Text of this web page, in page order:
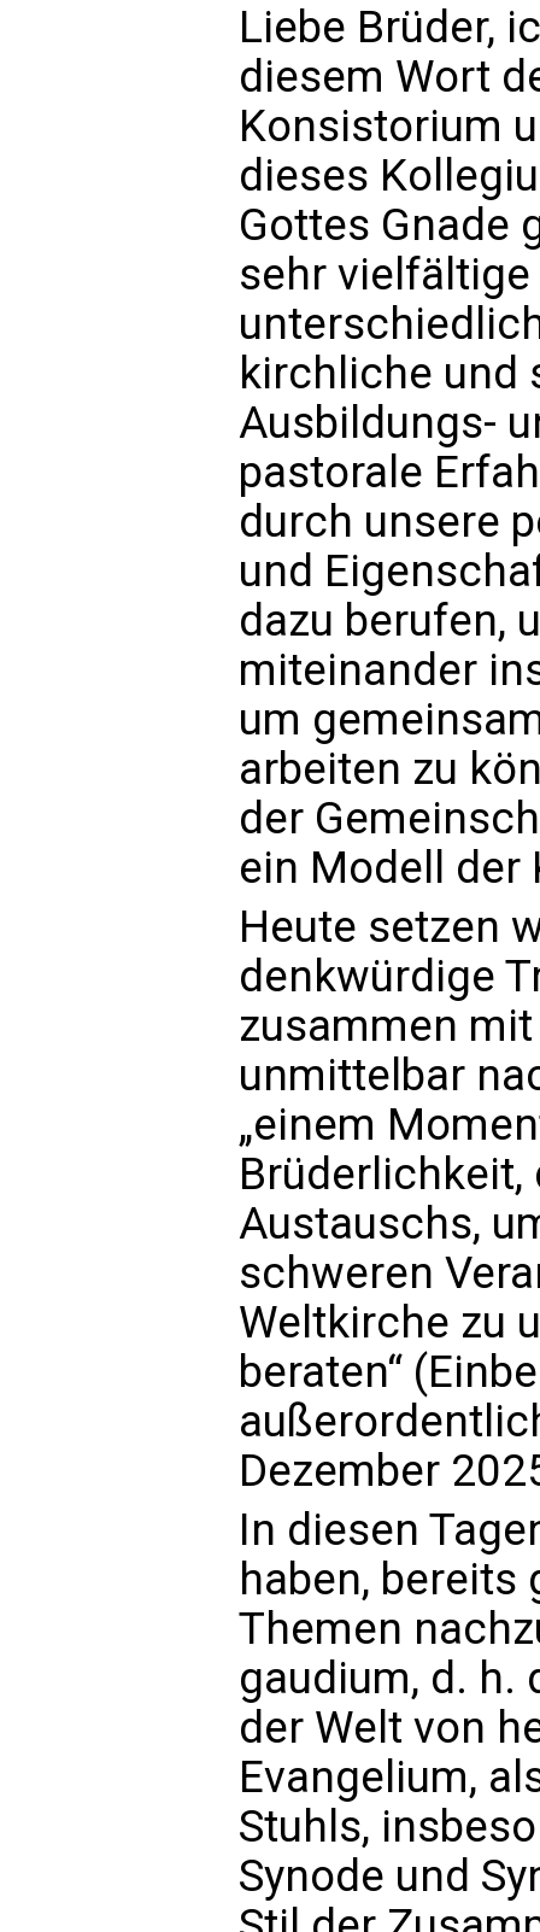
Liebe Brüder,
diesem Wort
Konsistorium
dieses
Gottes Gnade
sehr
kirchliche und
Ausbildungs-
pastorale
durch unsere
und
dazu berufen,
miteinander
um
arbeiten zu
der
ein Modell der
Heute setzen
denkwürdige
zusammen
unmittelbar
„einem
Brüderlichkeit,
Austauschs,
schweren
Weltkirche zu
beraten“
Dezember
In diesen
haben, bereits
Themen
gaudium, d. h.
der Welt von
Evangelium,
Stuhls,
Synode und